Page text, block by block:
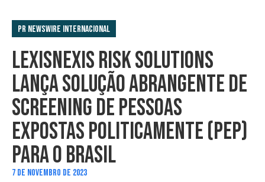
PR Newswire Internacional
LEXISNEXIS RISK SOLUTIONS
LANÇA SOLUÇÃO ABRANGENTE DE
SCREENING DE PESSOAS
EXPOSTAS POLITICAMENTE (PEP)
PARA O BRASIL
7 DE NOVEMBRO DE 2023